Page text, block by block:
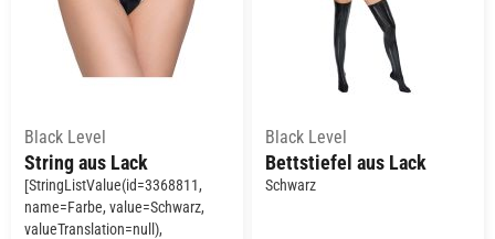
Black Level
String aus Lack
[StringListValue(id=3368811,
name=Farbe, value=Schwarz,
valueTranslation=null),
Black Level
Bettstiefel aus Lack
Schwarz